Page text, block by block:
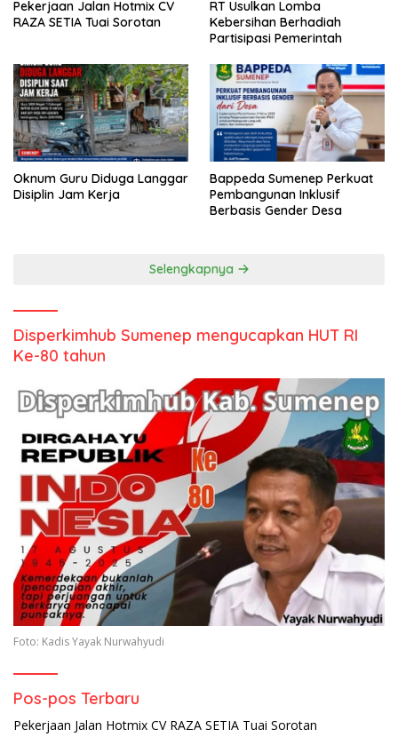
Pekerjaan Jalan Hotmix CV
RAZA SETIA Tuai Sorotan
RT Usulkan Lomba
Kebersihan Berhadiah
Partisipasi Pemerintah
Oknum Guru Diduga Langgar
Disiplin Jam Kerja
Bappeda Sumenep Perkuat
Pembangunan Inklusif
Berbasis Gender Desa
Selengkapnya
Disperkimhub Sumenep mengucapkan HUT RI
Ke-80 tahun
Foto: Kadis Yayak Nurwahyudi
Pos-pos Terbaru
Pekerjaan Jalan Hotmix CV RAZA SETIA Tuai Sorotan